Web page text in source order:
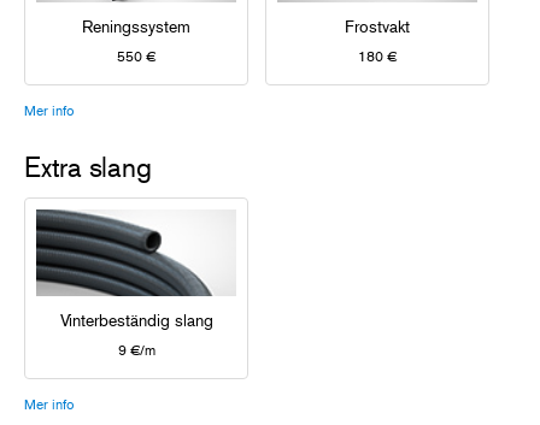
Reningssystem
550 €
Frostvakt
180 €
Mer info
Extra slang
Vinterbeständig slang
9 €/m
Mer info